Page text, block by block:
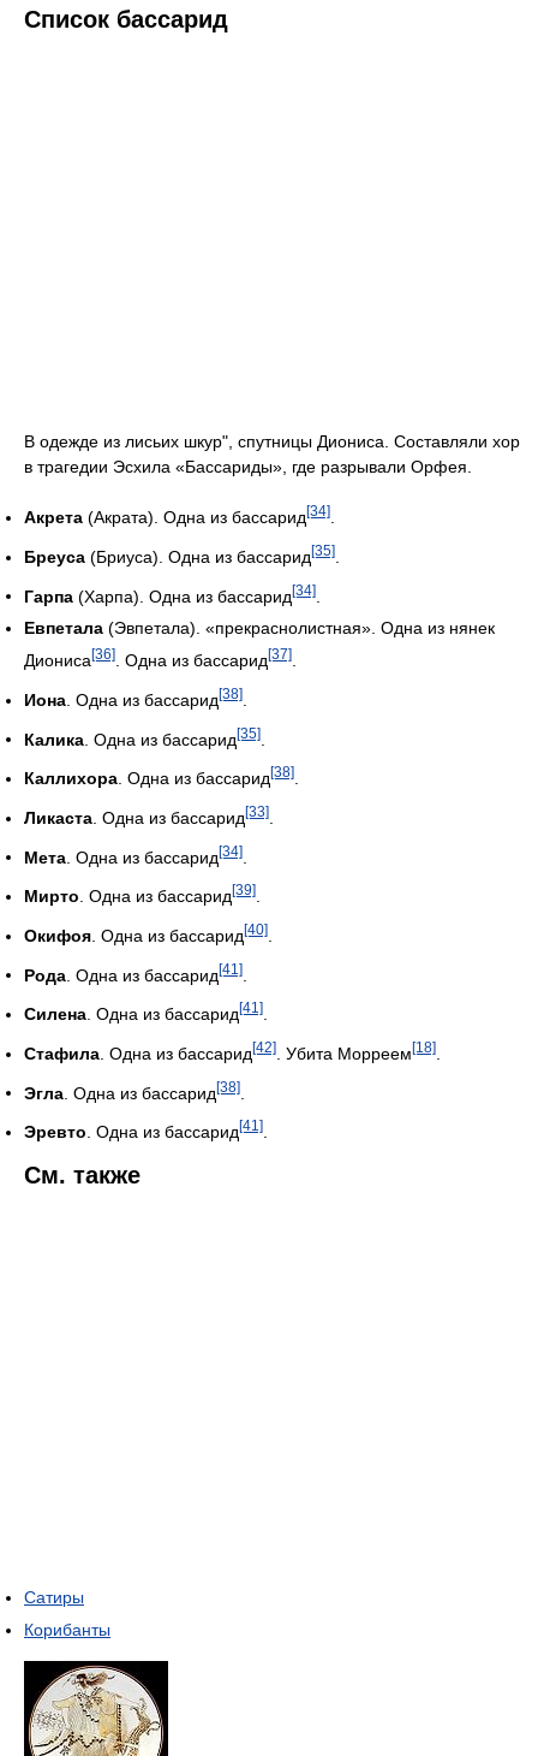
Список бассарид
В одежде из лисьих шкур", спутницы Диониса. Составляли хор
в трагедии Эсхила «Бассариды», где разрывали Орфея.
Акрета (Акрата). Одна из бассарид [34]
Бреуса (Бриуса). Одна из бассарид[35]
Гарпа (Харпа). Одна из бассарид[34]
Евпетала (Эвпетала). «прекраснолистная». Одна из нянек
Диониса [36] . Одна из бассарид [37]
Иона . Одна из бассарид[38]
Калика . Одна из бассарид[35]
Каллихора . Одна из бассарид [38]
Ликаста . Одна из бассарид[33]
Мета . Одна из бассарид[34]
Мирто . Одна из бассарид [39]
Окифоя . Одна из бассарид[40]
Рода . Одна из бассарид[41]
Силена . Одна из бассарид [41]
Стафила . Одна из бассарид[42] . Убита Морреем[18]
Эгла . Одна из бассарид[38]
Эревто . Одна из бассарид [41]
См. также
Сатиры
Корибанты